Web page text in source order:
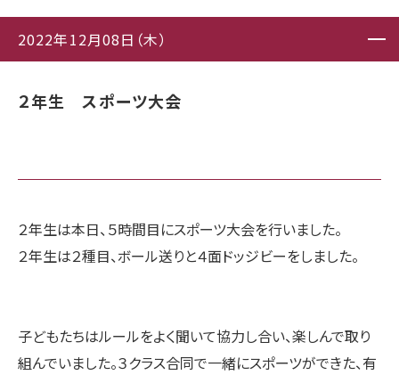
2022年12月08日（木）
２年生 スポーツ大会
２年生は本日、５時間目にスポーツ大会を行いました。
２年生は２種目、ボール送りと４面ドッジビーをしました。
子どもたちはルールをよく聞いて協力し合い、楽しんで取り
組んでいました。３クラス合同で一緒にスポーツができた、有